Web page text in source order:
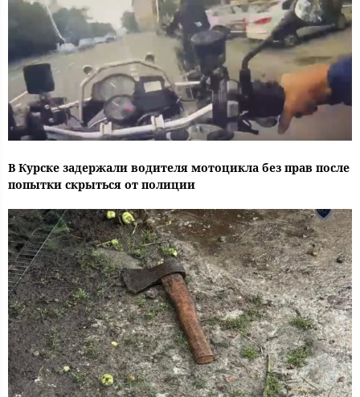
В Курске задержали водителя мотоцикла без прав после
попытки скрыться от полиции